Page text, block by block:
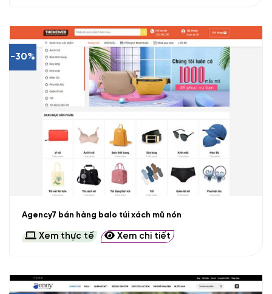
-30%
Agency7 bán hàng balo túi xách mũ nón
Xem thực tế Xem chi tiết